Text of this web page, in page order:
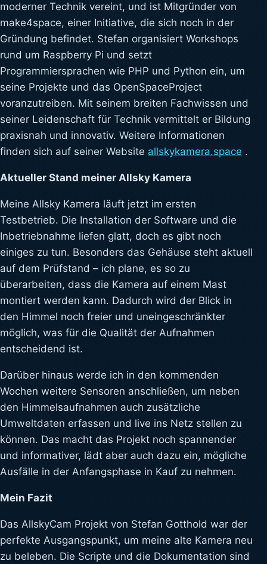
moderner Technik vereint, und ist Mitgründer von
make4space, einer Initiative, die sich noch in der
Gründung befindet. Stefan organisiert Workshops
rund um Raspberry Pi und setzt
Programmiersprachen wie PHP und Python ein, um
seine Projekte und das OpenSpaceProject
voranzutreiben. Mit seinem breiten Fachwissen und
seiner Leidenschaft für Technik vermittelt er Bildung
praxisnah und innovativ. Weitere Informationen
finden sich auf seiner Website allskykamera.space .
Aktueller Stand meiner Allsky Kamera
Meine Allsky Kamera läuft jetzt im ersten
Testbetrieb. Die Installation der Software und die
Inbetriebnahme liefen glatt, doch es gibt noch
einiges zu tun. Besonders das Gehäuse steht aktuell
auf dem Prüfstand – ich plane, es so zu
überarbeiten, dass die Kamera auf einem Mast
montiert werden kann. Dadurch wird der Blick in
den Himmel noch freier und uneingeschränkter
möglich, was für die Qualität der Aufnahmen
entscheidend ist.
Darüber hinaus werde ich in den kommenden
Wochen weitere Sensoren anschließen, um neben
den Himmelsaufnahmen auch zusätzliche
Umweltdaten erfassen und live ins Netz stellen zu
können. Das macht das Projekt noch spannender
und informativer, lädt aber auch dazu ein, mögliche
Ausfälle in der Anfangsphase in Kauf zu nehmen.
Mein Fazit
Das AllskyCam Projekt von Stefan Gotthold war der
perfekte Ausgangspunkt, um meine alte Kamera neu
zu beleben. Die Scripte und die Dokumentation sind